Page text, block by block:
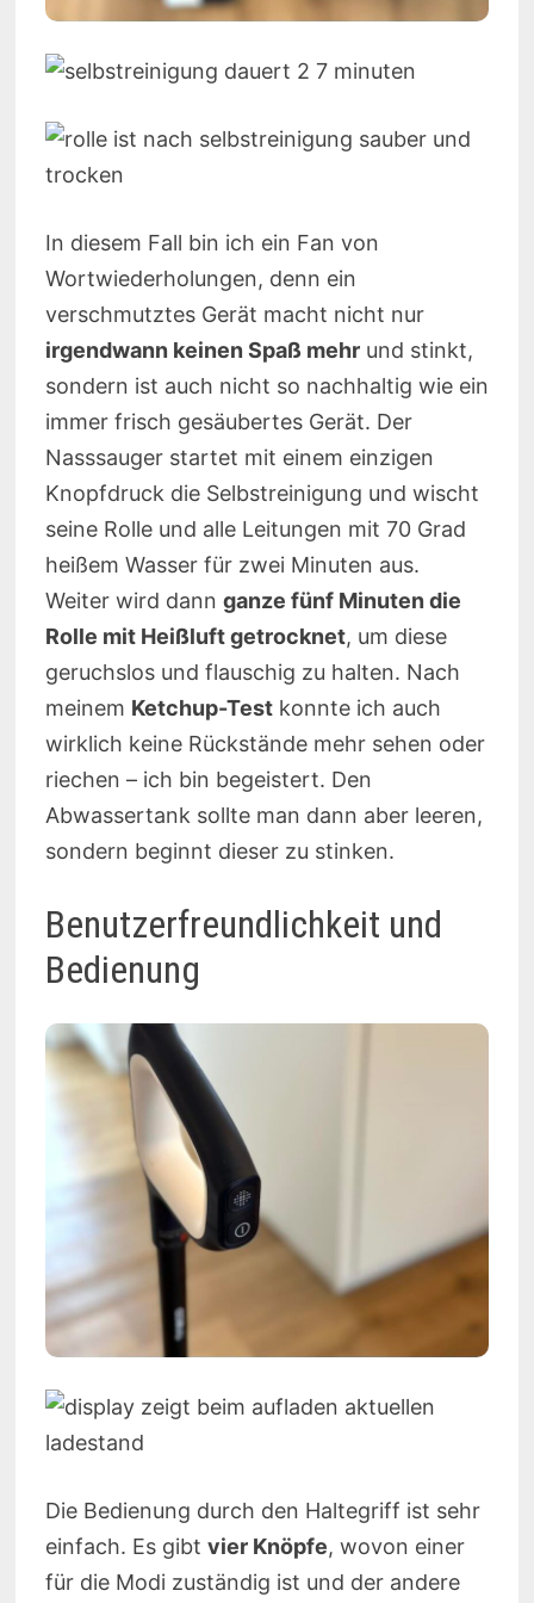
In diesem Fall bin ich ein Fan von
Wortwiederholungen, denn ein
verschmutztes Gerät macht nicht nur
irgendwann keinen Spaß mehrund stinkt,
sondern ist auch nicht so nachhaltig wie ein
immer frisch gesäubertes Gerät. Der
Nasssauger startet mit einem einzigen
Knopfdruck die Selbstreinigung und wischt
seine Rolle und alle Leitungen mit 70 Grad
heißem Wasser für zwei Minuten aus.
Weiter wird dann ganze fünf Minuten die
Rolle mit Heißluft getrocknet, um diese
geruchslos und flauschig zu halten. Nach
meinem Ketchup-Testkonnte ich auch
wirklich keine Rückstände mehr sehen oder
riechen – ich bin begeistert. Den
Abwassertank sollte man dann aber leeren,
sondern beginnt dieser zu stinken.
Benutzerfreundlichkeit und
Bedienung
Die Bedienung durch den Haltegriff ist sehr
einfach. Es gibt vier Knöpfe, wovon einer
für die Modi zuständig ist und der andere